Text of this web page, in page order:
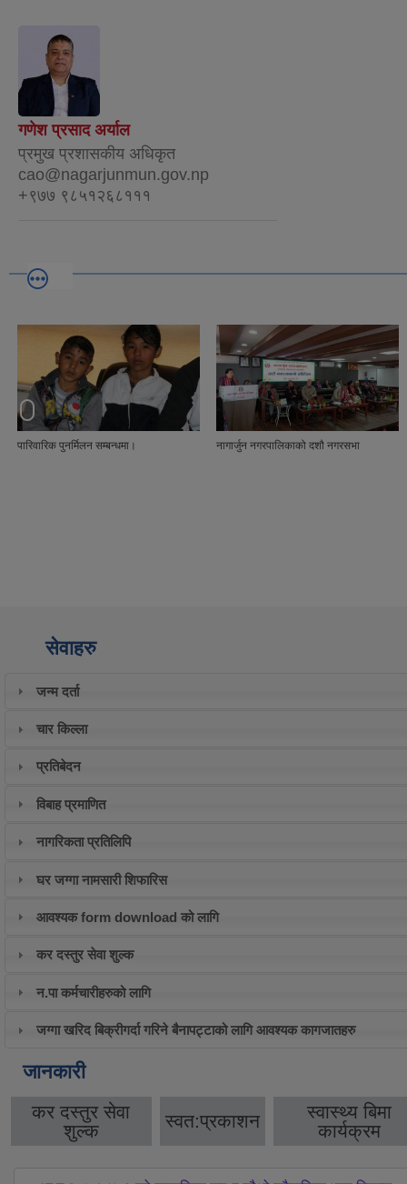
गणेश प्रसाद अर्याल
प्रमुख प्रशासकीय अधिकृत
cao@nagarjunmun.gov.np
+९७७ ९८५१२६८१११
यस नागार्जुन नगरपालिका अन्तर्गत हाल वडा नं ७
प्रमुख प्रशासकीय अधिकृतहरुलाई स्वागत एंवम
सेवाहरु
जन्म दर्ता
चार किल्ला
प्रतिबेदन
विबाह प्रमाणित
नागरिकता प्रतिलिपि
घर जग्गा नामसारी शिफारिस
आवश्यक form download को लागि
कर दस्तुर सेवा शुल्क
न.पा कर्मचारीहरुको लागि
जग्गा खरिद बिक्रीगर्दा गरिने बैनापट्टाको लागि आवश्यक कागजातहरु
जानकारी
कर दस्तुर सेवा
शुल्क
स्वत:प्रकाशन
स्वास्थ्य बिमा
कार्यक्रम